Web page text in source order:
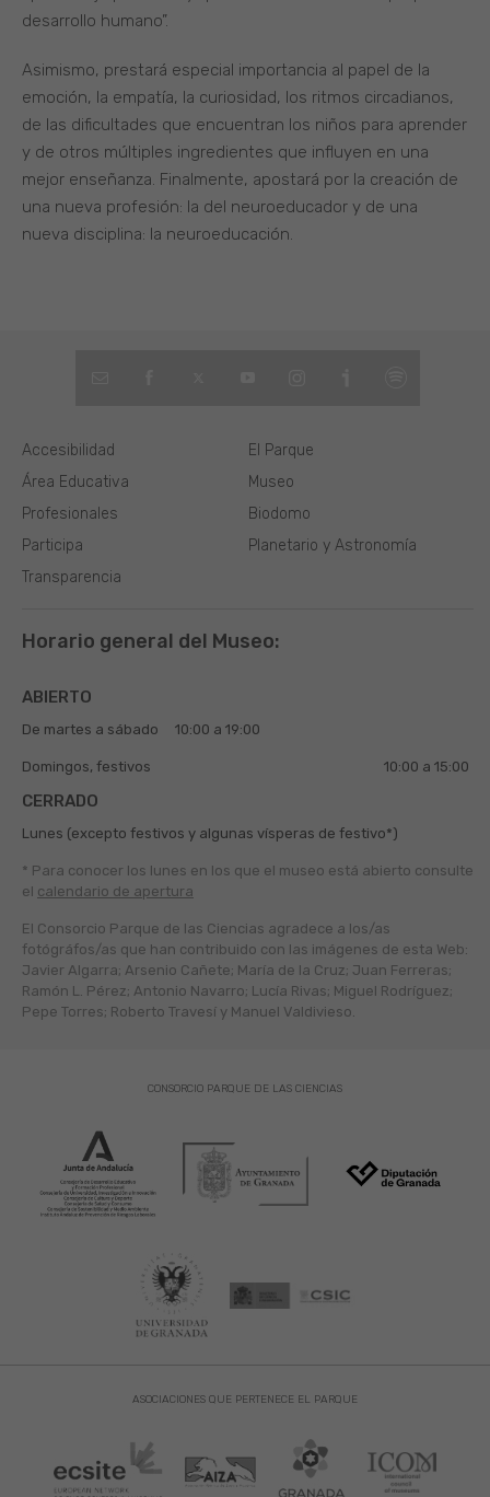
desarrollo humano”.
Asimismo, prestará especial importancia al papel de la
emoción, la empatía, la curiosidad, los ritmos circadianos,
de las dificultades que encuentran los niños para aprender
y de otros múltiples ingredientes que influyen en una
mejor enseñanza. Finalmente, apostará por la creación de
una nueva profesión: la del neuroeducador y de una
nueva disciplina: la neuroeducación.
El Parque
Museo
Biodomo
Planetario y Astronomía
Área Educativa
Profesionales
Participa
Transparencia
Accesibilidad
Horario general del Museo:
ABIERTO
De martes a sábado 10:00 a 19:00
Domingos, festivos 10:00 a 15:00
CERRADO
Lunes (excepto festivos y algunas vísperas de festivo*)
* Para conocer los lunes en los que el museo está abierto consulte
el calendario de apertura
El Consorcio Parque de las Ciencias agradece a los/as
fotógráfos/as que han contribuido con las imágenes de esta Web:
Javier Algarra; Arsenio Cañete; María de la Cruz; Juan Ferreras;
Ramón L. Pérez; Antonio Navarro; Lucía Rivas; Miguel Rodríguez;
Pepe Torres; Roberto Travesí y Manuel Valdivieso.
ASOCIACIONES QUE PERTENECE EL PARQUE
CONSORCIO PARQUE DE LAS CIENCIAS